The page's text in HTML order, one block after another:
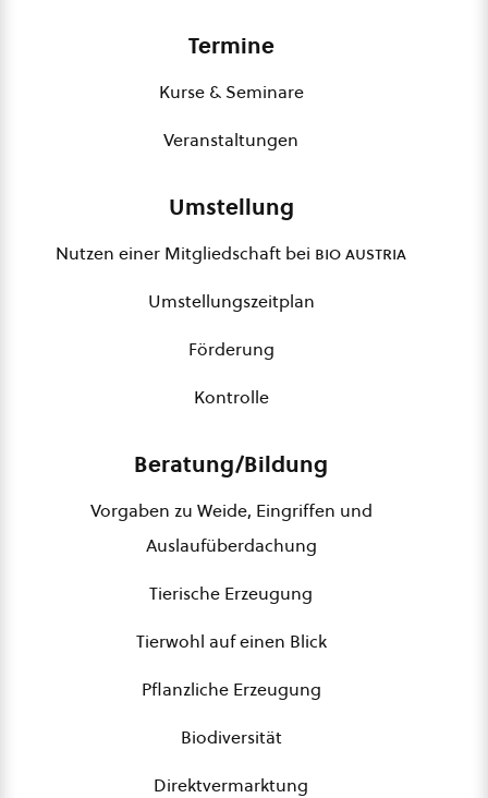
Termine
Kurse & Seminare
Veranstaltungen
Umstellung
Nutzen einer Mitgliedschaft bei bio austria
Umstellungszeitplan
Förderung
Kontrolle
Beratung/Bildung
Vorgaben zu Weide, Eingriffen und
Auslaufüberdachung
Tierische Erzeugung
Tierwohl auf einen Blick
Pflanzliche Erzeugung
Biodiversität
Direktvermarktung